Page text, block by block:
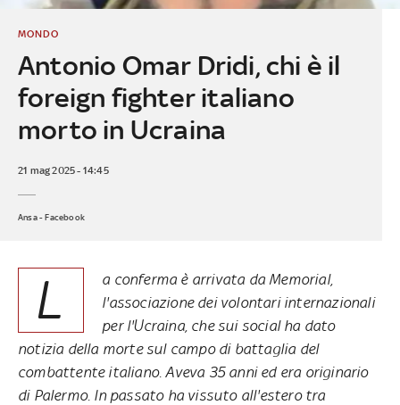
Antonio Omar Dridi, chi è il
foreign fighter italiano
morto in Ucraina
MONDO
21 mag 2025 - 14:45
Ansa - Facebook
L
a conferma è arrivata da Memorial,
l'associazione dei volontari internazionali
per l'Ucraina, che sui social ha dato
notizia della morte sul campo di battaglia del
combattente italiano. Aveva 35 anni ed era originario
di Palermo. In passato ha vissuto all'estero tra